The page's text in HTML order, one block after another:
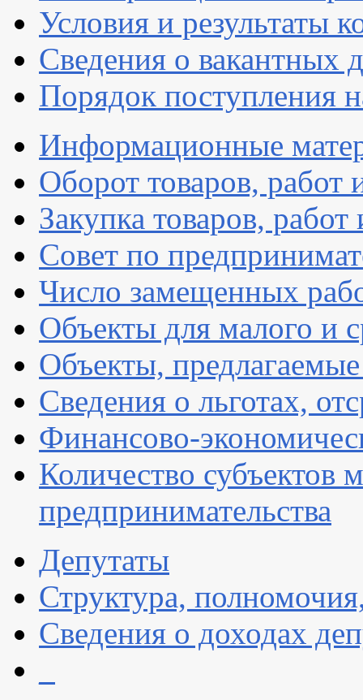
Условия и результаты
Сведения о вакантных
Порядок поступления
Информационные
Оборот товаров, работ
Закупка товаров, работ
Совет по
Число замещенных
Объекты для малого и
Объекты,
Сведения о льготах,
Финансово-
Количество субъектов
предпринимательства
Депутаты
Структура,
Сведения о доходах